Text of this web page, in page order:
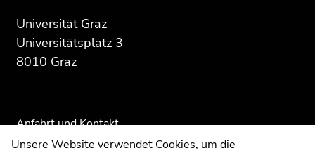
Zusatzinformationen:
Universität Graz
Universitätsplatz 3
8010 Graz
Anfahrt und Kontakt
Kommunikation und Öffentlichkeitsarbeit
Übersicht
Übersicht
Unsere Website verwendet Cookies, um die